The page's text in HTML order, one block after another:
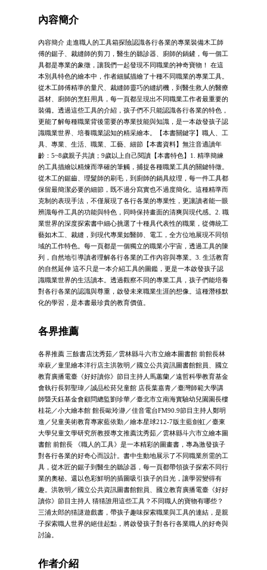
內容簡介
內容簡介 走進職人的工具箱探險認識各行各業的專業裝備木工師
傅的鋸子、裁縫師的剪刀，醫生的聽診器、廚師的鍋鏟，每一個工
具都是專業的象徵，讓我們一起發現不同職業的神奇寶物！ 在這
本別具特色的繪本中，作者細膩描繪了十種不同職業的專業工具。
從木工師傅精準的量尺、裁縫師靈巧的縫紉機，到醫生救人的醫療
器材、廚師的烹飪用具，每一頁都呈現出不同職業工作者最重要的
裝備。透過這些工具的介紹，孩子們不只能認識各行各業的特色，
更能了解每種職業背後需要的專業技能與知識，是一本啟發孩子認
識職業世界、培養職業認知的精采繪本。【本書關鍵字】職人、工
具、專業、生活、職業、工藝、細節【本書資料】無注音適讀年
齡：5~8歲親子共讀；9歲以上自己閱讀【本書特色】1. 精準簡練
的工具描繪以精煉而準確的筆觸，捕捉各種職業工具的關鍵特徵。
從木工的鋸齒、理髮師的刷毛，到廚師的鍋具紋理，每一件工具都
保留最簡潔必要的細節，既不過分寫實也不過度簡化。這種精準而
克制的表現手法，不僅展現了各行各業的專業性，更讓讀者能一眼
辨識每件工具的功能與特色，同時保持畫面的清爽與現代感。2. 職
業世界的深度探索書中細心挑選了十種具代表性的職業，從傳統工
藝如木工、裁縫，到現代專業如醫師、電工，全方位地展現不同領
域的工作特色。每一頁都是一個獨立的職業小宇宙，透過工具的陳
列，自然地引導讀者理解各行各業的工作內容與專業。3. 生活教育
的自然延伸 這不只是一本介紹工具的圖鑑，更是一本啟發孩子認
識職業世界的生活讀本。透過觀察不同的專業工具，孩子們能培養
對各行各業的認識與尊重，啟發未來職業生涯的想像。這種潛移默
化的學習，是本書最珍貴的教育價值。
各界推薦
各界推薦 三餘書店沈秀茹／雲林縣斗六市立繪本圖書館 前館長林
幸萩／童里繪本洋行店主洪敦明／國立公共資訊圖書館館員、國立
教育廣播電臺《好好讀你》節目主持人馬蕙蘭／遠哲科學教育基金
會執行長郭聖瑋／誠品松菸兒童館 店長葉嘉青／臺灣師範大學講
師暨天鈺基金會顧問總監劉珍華／臺北市立南海實驗幼兒園園長樓
桂花／小大繪本館 館長歐玲瀞／佳音電台FM90.9節目主持人鄭明
進／兒童美術教育專家藍依勤／繪本星球212-7版主藍劍虹／臺東
大學兒童文學研究所教授專文推薦沈秀茹／雲林縣斗六市立繪本圖
書館 前館長 《職人的工具》是一本精彩的圖畫書，專為激發孩子
對各行各業的好奇心而設計。書中生動地展示了不同職業所需的工
具，從木匠的鋸子到醫生的聽診器，每一頁都帶領孩子探索不同行
業的奧秘。還以色彩鮮明的插圖吸引孩子的目光，讓學習變得有
趣。洪敦明／國立公共資訊圖書館館員、國立教育廣播電臺《好好
讀你》節目主持人 猜猜誰用這些工具？不同職人的寶物有哪些？
三浦太郎的猜謎遊戲書，帶孩子趣味探索職業與工具的連結，是親
子探索職人世界的絕佳起點，將啟發孩子對各行各業職人的好奇與
討論。
作者介紹